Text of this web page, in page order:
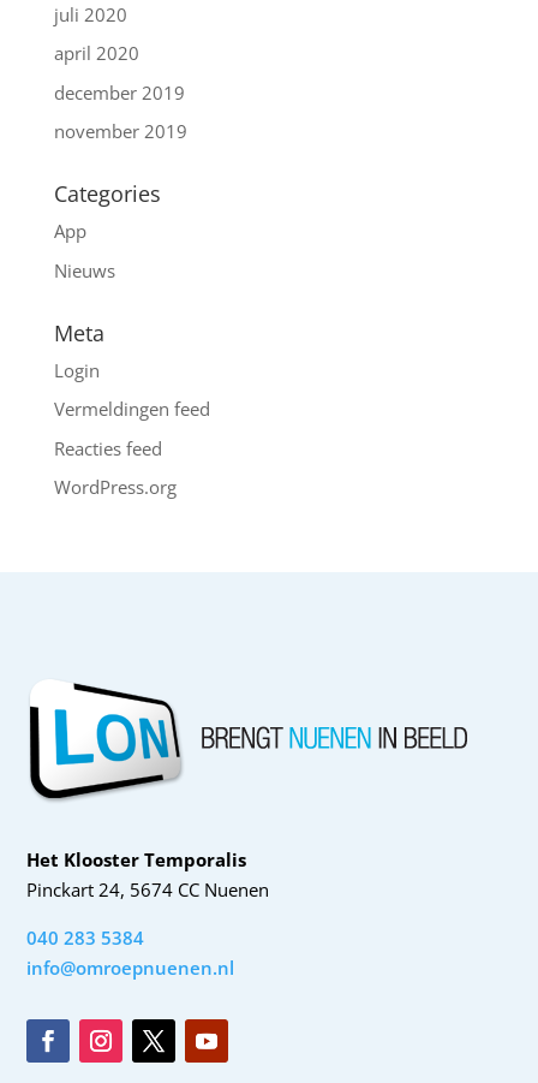
juli 2020
april 2020
december 2019
november 2019
Categories
App
Nieuws
Meta
Login
Vermeldingen feed
Reacties feed
WordPress.org
Het Klooster Temporalis
Pinckart 24, 5674 CC Nuenen
040 283 5384
info@omroepnuenen.nl